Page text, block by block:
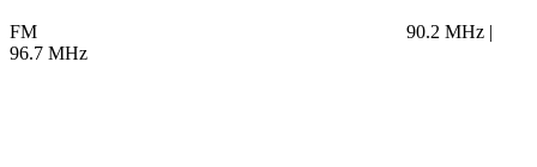
FM
90.2 MHz |
96.7 MHz